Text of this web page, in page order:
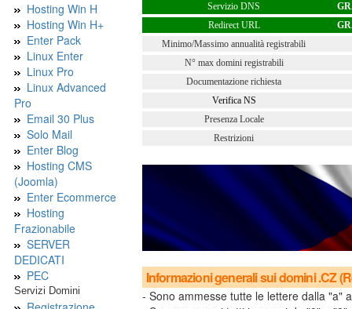
Hosting Win H
Hosting Win H+
Enter Pack
Linux Enter
Linux Pro
Linux Advanced
Pro
Email 30 Plus
Solo Mail
Enter Blog
Hosting CMS
(Joomla)
Enter Ecommerce
Hosting
Frazionabile
SERVER
DEDICATI
PEC
Servizi Domini
Servizio DNS
Redirect URL
Minimo/Massimo annualità registrabili
N° max domini registrabili
Documentazione richiesta
Verifica NS
Presenza Locale
Restrizioni
Informazioni generali sui domini .CZ
- Sono ammesse tutte le lettere dalla "a"